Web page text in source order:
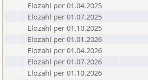
Elozahl per 01.04.2025
Elozahl per 01.07.2025
Elozahl per 01.10.2025
Elozahl per 01.01.2026
Elozahl per 01.04.2026
Elozahl per 01.07.2026
Elozahl per 01.10.2026